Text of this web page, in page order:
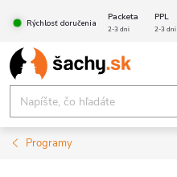
obsah
Rýchlosť doručenia
Packeta PPL
2-3 dni 2-3 dni
Programy